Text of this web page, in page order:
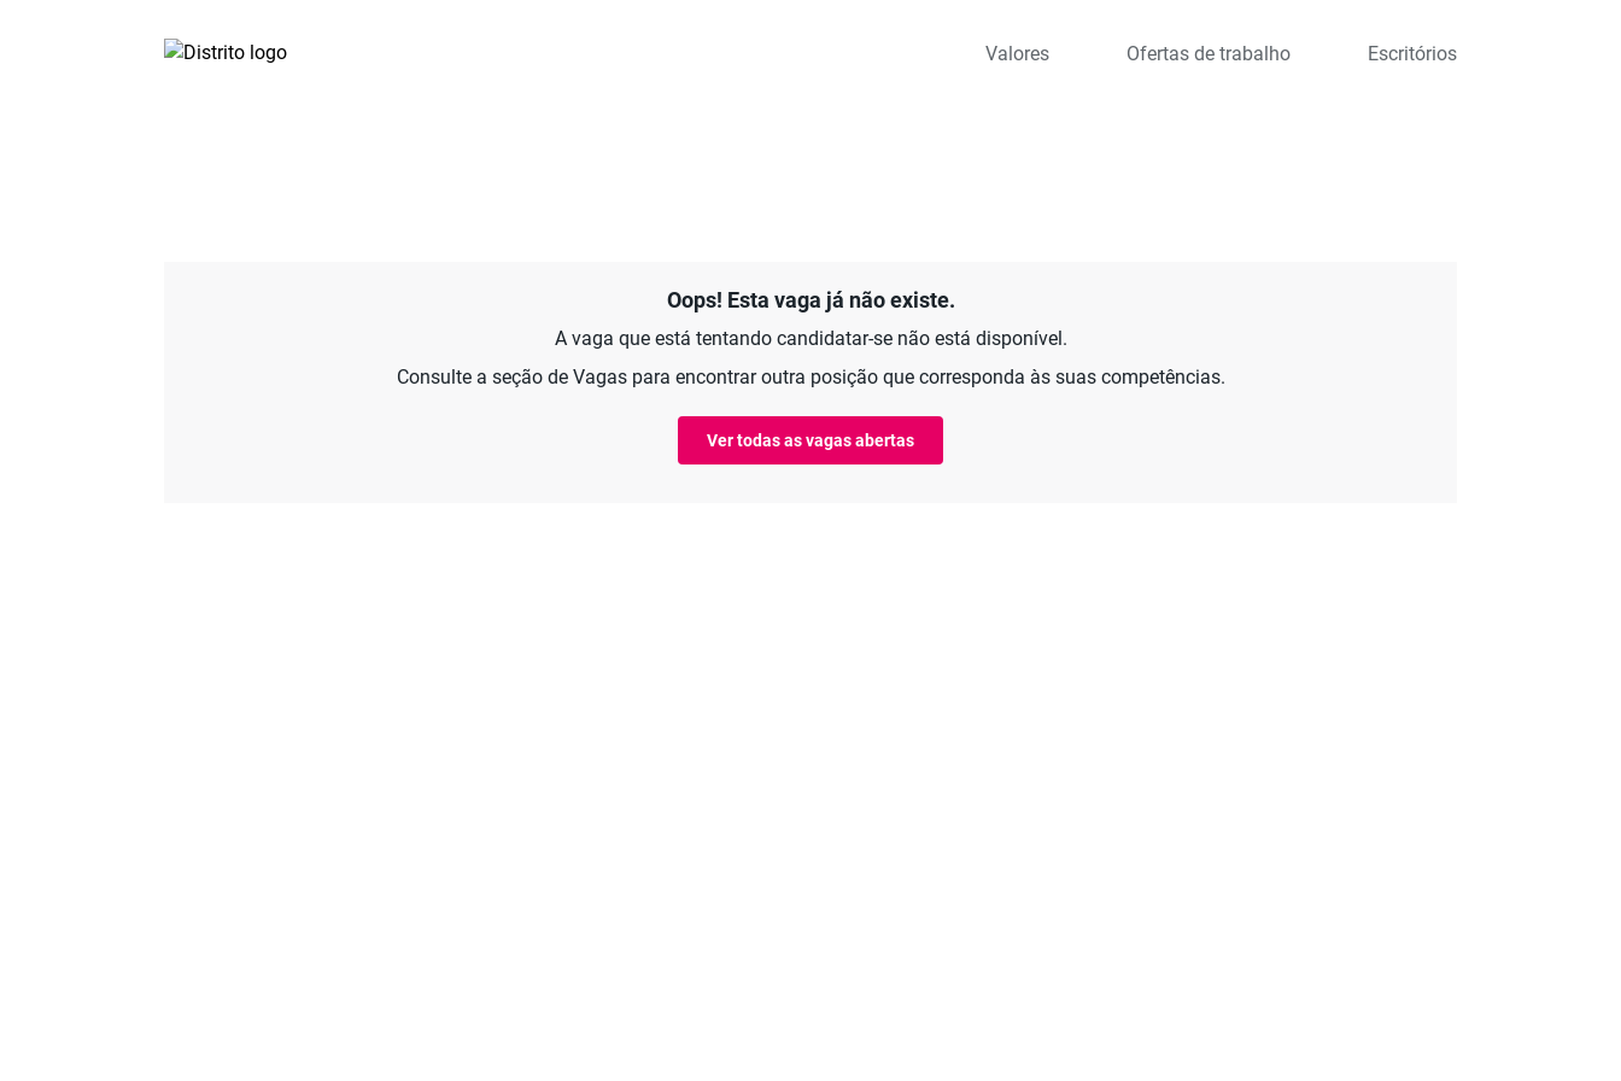
Valores Ofertas de trabalho Escritórios
Oops! Esta vaga já não existe.
A vaga que está tentando candidatar-se não está disponível.
Consulte a seção de Vagas para encontrar outra posição que corresponda às suas competências.
Ver todas as vagas abertas